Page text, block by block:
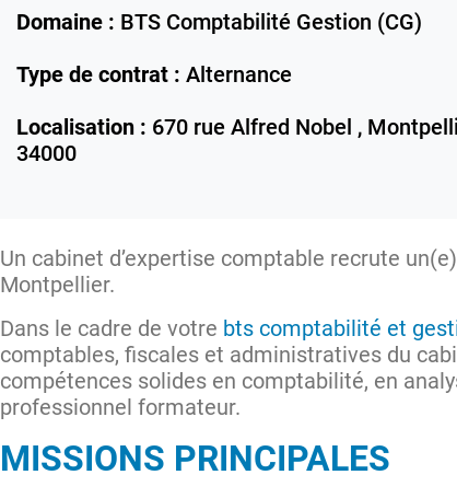
Domaine : BTS Comptabilité Gestion (CG)
Type de contrat : Alternance
Localisation : 670 rue Alfred Nobel ,
34000
Un cabinet d’expertise comptable recrute
Montpellier.
Dans le cadre de votre bts comptabilité et
comptables, fiscales et administratives du
compétences solides en comptabilité, en
professionnel formateur.
MISSIONS PRINCIPALES